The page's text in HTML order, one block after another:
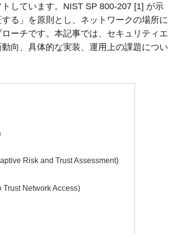
しています。NIST SP 800-207 [1] が示
る」を原則とし、ネットワークの場所に
ーチです。本記事では、セキュリティエ
向、具体的な実装、運用上の課題につい
Risk and Trust Assessment)
Network Access)